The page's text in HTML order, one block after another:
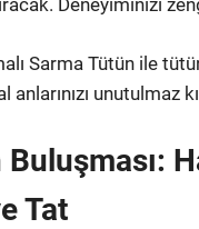
Deneyiminizi
Sarma Tütün ile
anlarınızı unutulmaz
Tat